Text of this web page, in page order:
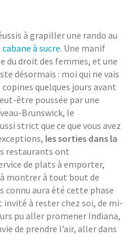
à grapiller une rando au
cabane à sucre. Une manif
du droit des femmes, et une
désormais : moi qui ne vais
copines quelques jours avant
être poussée par une
Brunswick, le
strict que ce que vous avez
les sorties dans la
restaurants ont
de plats à emporter,
montrer à tout bout de
connu aura été cette phase
à rester chez soi, de mi-
pu aller promener Indiana,
de prendre l’air, aller dans